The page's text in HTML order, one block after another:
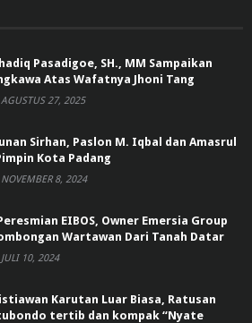
Pasadigoe, SH., MM Sampaikan
Atas Wafatnya Jhoni Tang
AGUSTUS 27, 2025
Sirhan, Paslon M. Iqbal dan Amasrul
Kota Padang
NOVEMBER 8, 2024
EIBOS, Owner Emersia Group
Wartawan Dari Tanah Datar
JULI 10, 2024
Karutan Luar Biasa, Ratusan
tertib dan kompak “Nyate